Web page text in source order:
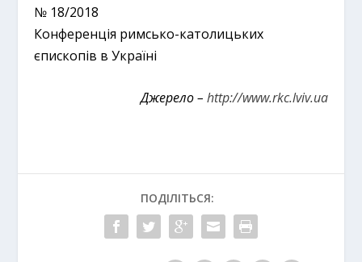
№ 18/2018
Конференція римсько-католицьких
єпископів в Україні
Джерело – http://www.rkc.lviv.ua
ПОДІЛІТЬСЯ: